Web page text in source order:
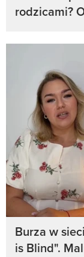
rodzicami?
Burza w
is Blind".